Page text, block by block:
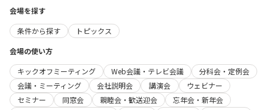
会場を探す
条件から探す
トピックス
会場の使い方
キックオフミーティング
Web会議・テレビ会議
分科会・定例会
会議・ミーティング
会社説明会 講演会
ウェビナー
セミナー
同窓会 親睦会・歓送迎会
忘年会・新年会